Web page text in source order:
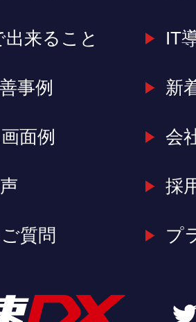
来ること
事例
面例
質問
IT
新
会
採
プ